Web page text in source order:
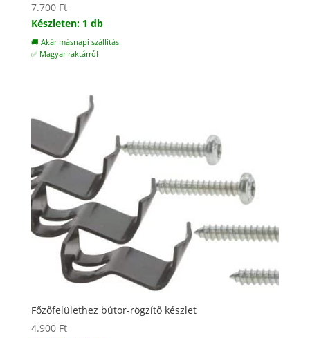
7.700 Ft
Készleten: 1 db
🚚 Akár másnapi szállítás
✅ Magyar raktárról
Főzőfelülethez bútor-rögzítő készlet
4.900 Ft